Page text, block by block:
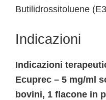
Butilidrossitoluene
Indicazioni
Indicazioni
Ecuprec – 5 mg/ml
bovini, 1 flacone in